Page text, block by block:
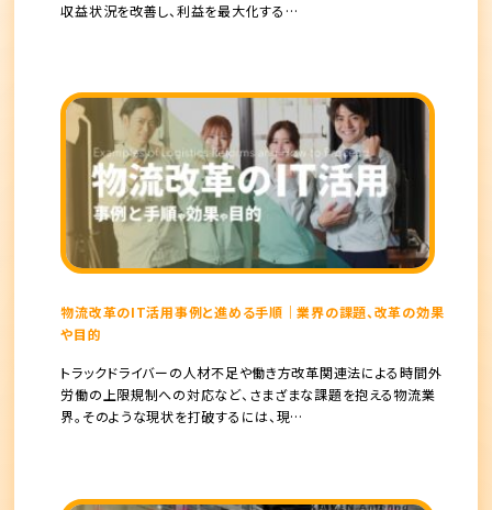
収益状況を改善し、利益を最大化する…
物流改革のIT活用事例と進める手順｜業界の課題、改革の効果
や目的
トラックドライバーの人材不足や働き方改革関連法による時間外
労働の上限規制への対応など、さまざまな課題を抱える物流業
界。そのような現状を打破するには、現…